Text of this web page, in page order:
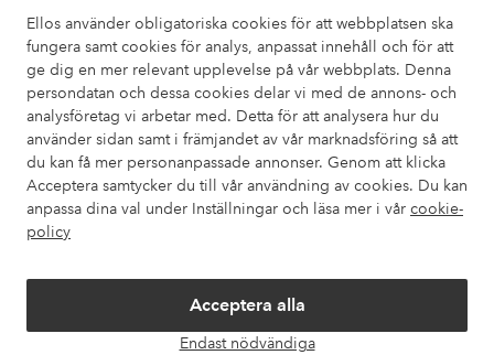
Ellos använder obligatoriska cookies för att webbplatsen ska
fungera samt cookies för analys, anpassat innehåll och för att
ge dig en mer relevant upplevelse på vår webbplats. Denna
persondatan och dessa cookies delar vi med de annons- och
analysföretag vi arbetar med. Detta för att analysera hur du
använder sidan samt i främjandet av vår marknadsföring så att
du kan få mer personanpassade annonser. Genom att klicka
Acceptera samtycker du till vår användning av cookies. Du kan
anpassa dina val under Inställningar och läsa mer i vår cookie-
policy
Acceptera alla
Endast nödvändiga
också information om hur du enklast kontaktar oss.
Kundservice Beställning Betalsätt
Mina sidor
Om Ellos